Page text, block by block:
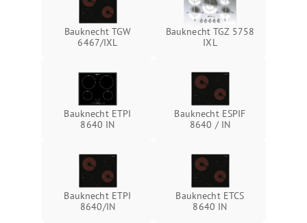
Bauknecht TGW
6467/IXL
Bauknecht TGZ 5758
IXL
Bauknecht ETPI
8640 IN
Bauknecht ESPIF
8640 / IN
Bauknecht ETPI
8640/IN
Bauknecht ETCS
8640 IN